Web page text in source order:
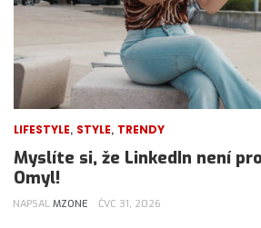
LIFESTYLE, STYLE, TRENDY
Myslíte si, že LinkedIn není
Omyl!
NAPSAL MZONE ČVC 31, 2026